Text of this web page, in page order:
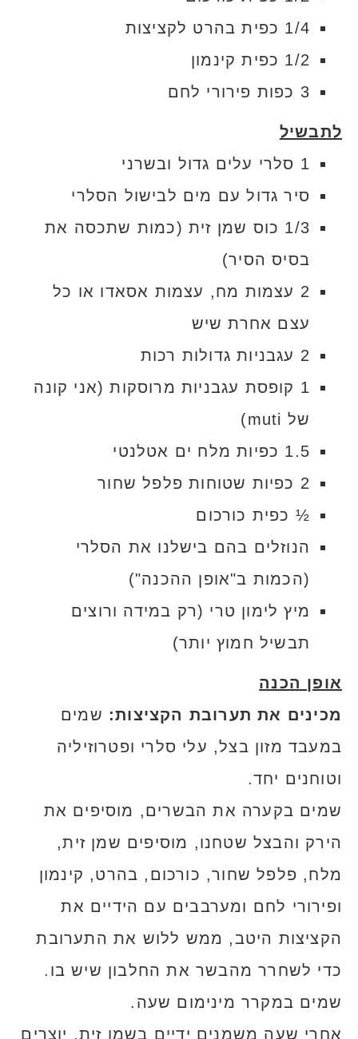
1/4 כפית בהרט לקציצות
1/2 כפית קינמון
3 כפות פירורי לחם
לתבשיל
1 סלרי עלים גדול ובשרני
סיר גדול עם מים לבישול הסלרי
1/3 כוס שמן זית (כמות שתכסה את
בסיס הסיר)
2 עצמות מח, עצמות אסאדו או כל
עצם אחרת שיש
2 עגבניות גדולות רכות
1 קופסת עגבניות מרוסקות (אני קונה
של muti)
1.5 כפיות מלח ים אטלנטי
2 כפיות שטוחות פלפל שחור
½ כפית כורכום
הנוזלים בהם בישלנו את הסלרי
(הכמות ב"אופן ההכנה")
מיץ לימון טרי (רק במידה ורוצים
תבשיל חמוץ יותר)
אופן הכנה
מכינים את תערובת הקציצות: שמים
במעבד מזון בצל, עלי סלרי ופטרוזיליה
וטוחנים יחד.
שמים בקערה את הבשרים, מוסיפים את
הירק והבצל שטחנו, מוסיפים שמן זית,
מלח, פלפל שחור, כורכום, בהרט, קינמון
ופירורי לחם ומערבבים עם הידיים את
הקציצות היטב, ממש ללוש את התערובת
כדי לשחרר מהבשר את החלבון שיש בו.
שמים במקרר מינימום שעה.
אחרי שעה משמנים ידיים בשמן זית, יוצרים